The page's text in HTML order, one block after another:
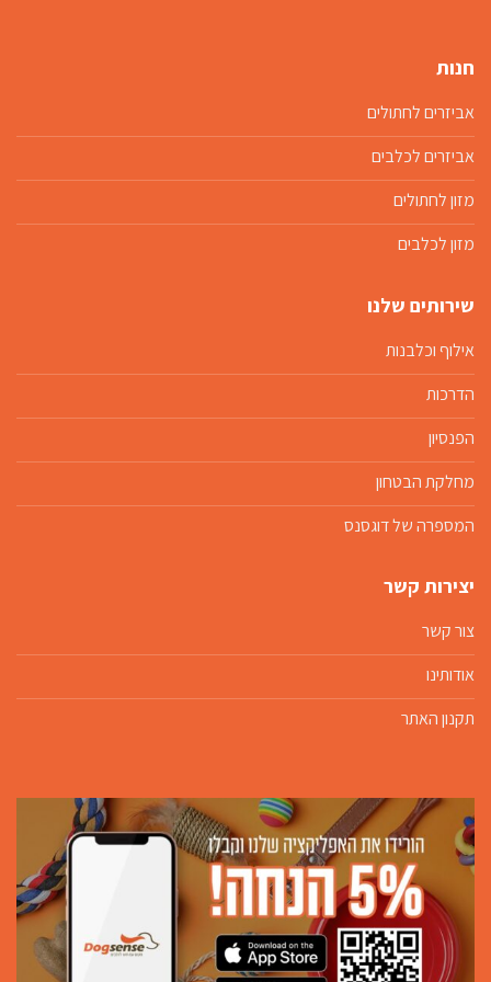
חנות
אביזרים לחתולים
אביזרים לכלבים
מזון לחתולים
מזון לכלבים
שירותים שלנו
אילוף וכלבנות
הדרכות
הפנסיון
מחלקת הבטחון
המספרה של דוגסנס
יצירות קשר
צור קשר
אודותינו
תקנון האתר